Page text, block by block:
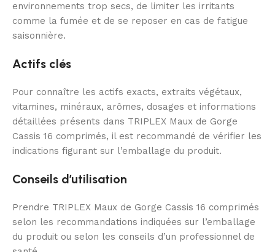
environnements trop secs, de limiter les irritants
comme la fumée et de se reposer en cas de fatigue
saisonnière.
Actifs clés
Pour connaître les actifs exacts, extraits végétaux,
vitamines, minéraux, arômes, dosages et informations
détaillées présents dans TRIPLEX Maux de Gorge
Cassis 16 comprimés, il est recommandé de vérifier les
indications figurant sur l’emballage du produit.
Conseils d’utilisation
Prendre TRIPLEX Maux de Gorge Cassis 16 comprimés
selon les recommandations indiquées sur l’emballage
du produit ou selon les conseils d’un professionnel de